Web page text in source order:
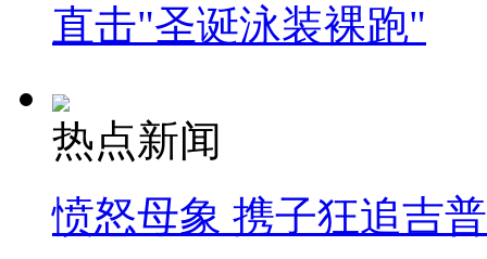
直击"圣诞泳装裸跑"
热点新闻
愤怒母象 携子狂追吉